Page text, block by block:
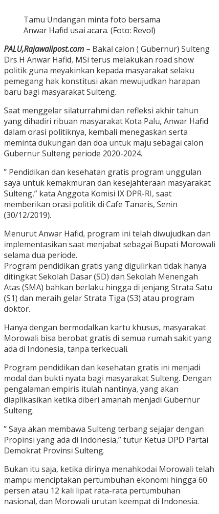
Tamu Undangan minta foto bersama
Anwar Hafid usai acara. (Foto: Revol)
PALU,Rajawalipost.com – Bakal calon ( Gubernur) Sulteng
Drs H Anwar Hafid, MSi terus melakukan road show
politik guna meyakinkan kepada masyarakat selaku
pemegang hak konstitusi akan mewujudkan harapan
baru bagi masyarakat Sulteng.
Saat menggelar silaturrahmi dan refleksi akhir tahun
yang dihadiri ribuan masyarakat Kota Palu, Anwar Hafid
dalam orasi politiknya, kembali menegaskan serta
meminta dukungan dan doa untuk maju sebagai calon
Gubernur Sulteng periode 2020-2024.
” Pendidikan dan kesehatan gratis program unggulan
saya untuk kemakmuran dan kesejahteraan masyarakat
Sulteng,” kata Anggota Komisi IX DPR-RI, saat
memberikan orasi politik di Cafe Tanaris, Senin
(30/12/2019).
Menurut Anwar Hafid, program ini telah diwujudkan dan
implementasikan saat menjabat sebagai Bupati Morowali
selama dua periode.
Program pendidikan gratis yang digulirkan tidak hanya
ditingkat Sekolah Dasar (SD) dan Sekolah Menengah
Atas (SMA) bahkan berlaku hingga di jenjang Strata Satu
(S1) dan meraih gelar Strata Tiga (S3) atau program
doktor.
Hanya dengan bermodalkan kartu khusus, masyarakat
Morowali bisa berobat gratis di semua rumah sakit yang
ada di Indonesia, tanpa terkecuali.
Program pendidikan dan kesehatan gratis ini menjadi
modal dan bukti nyata bagi masyarakat Sulteng. Dengan
pengalaman empiris itulah nantinya, yang akan
diaplikasikan ketika diberi amanah menjadi Gubernur
Sulteng.
” Saya akan membawa Sulteng terbang sejajar dengan
Propinsi yang ada di Indonesia,” tutur Ketua DPD Partai
Demokrat Provinsi Sulteng.
Bukan itu saja, ketika dirinya menahkodai Morowali telah
mampu menciptakan pertumbuhan ekonomi hingga 60
persen atau 12 kali lipat rata-rata pertumbuhan
nasional, dan Morowali urutan keempat di Indonesia.